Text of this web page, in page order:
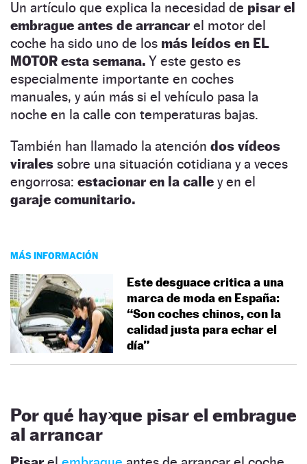
Un artículo que explica la necesidad de pisar el
embrague antes de arrancarel motor del
coche ha sido uno de los más leídos en EL
MOTOR esta semana. Y este gesto es
especialmente importante en coches
manuales, y aún más si el vehículo pasa la
noche en la calle con temperaturas bajas.
También han llamado la atención dos vídeos
virales sobre una situación cotidiana y a veces
engorrosa: estacionar en la calle y en el
garaje comunitario.
MÁS INFORMACIÓN
Este desguace critica a una
marca de moda en España:
“Son coches chinos, con la
calidad justa para echar el
día”
Por qué hay que pisar el embrague
al arrancar